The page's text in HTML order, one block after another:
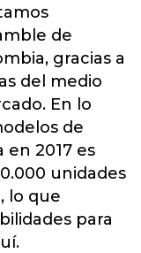
de
gracias a
del medio
En lo
de
2017 es
unidades
lo que
para